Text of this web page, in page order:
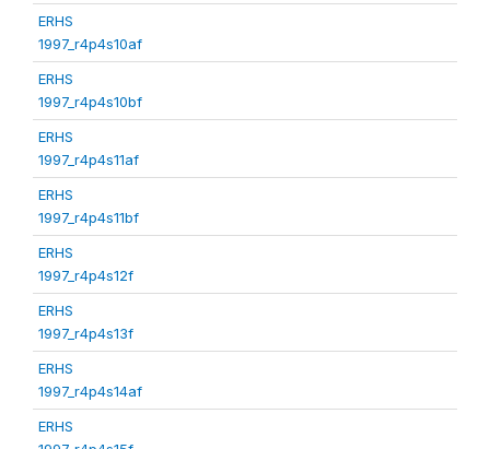
ERHS
1997_r4p4s10af
ERHS
1997_r4p4s10bf
ERHS
1997_r4p4s11af
ERHS
1997_r4p4s11bf
ERHS
1997_r4p4s12f
ERHS
1997_r4p4s13f
ERHS
1997_r4p4s14af
ERHS